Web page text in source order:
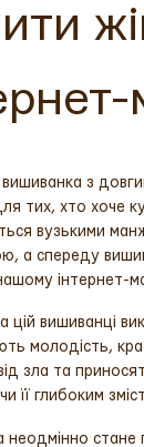
з
тих, хто хоче
вузькими
а спереду
інтернет-
цій вишиванці
молодість,
зла та
її глибоким
неодмінно стане